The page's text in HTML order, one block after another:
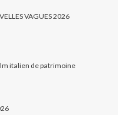
VAGUES 2026
italien de patrimoine